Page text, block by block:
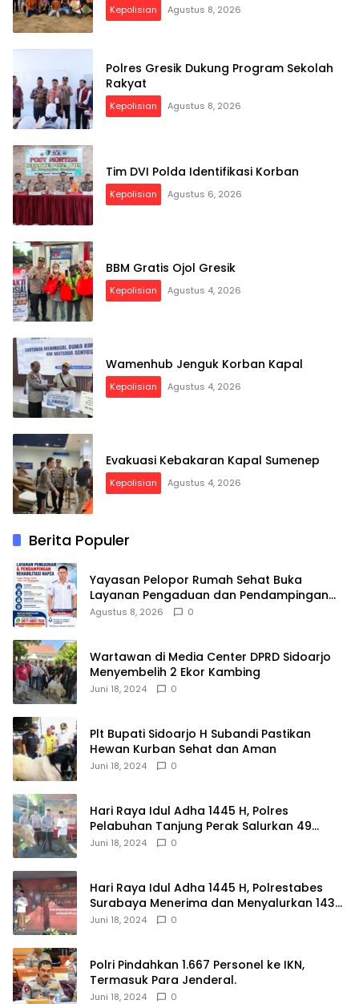
Kepolisian Agustus 8, 2026
Polres Gresik Dukung Program Sekolah
Rakyat
Kepolisian Agustus 8, 2026
Tim DVI Polda Identifikasi Korban
Kepolisian Agustus 6, 2026
BBM Gratis Ojol Gresik
Kepolisian Agustus 4, 2026
Wamenhub Jenguk Korban Kapal
Kepolisian Agustus 4, 2026
Evakuasi Kebakaran Kapal Sumenep
Kepolisian Agustus 4, 2026
Berita Populer
Yayasan Pelopor Rumah Sehat Buka
Layanan Pengaduan dan Pendampingan
Rehabilitasi NAPZA 24 Jam
Agustus 8, 2026 0
Wartawan di Media Center DPRD Sidoarjo
Menyembelih 2 Ekor Kambing
Juni 18, 2024 0
Plt Bupati Sidoarjo H Subandi Pastikan
Hewan Kurban Sehat dan Aman
Juni 18, 2024 0
Hari Raya Idul Adha 1445 H, Polres
Pelabuhan Tanjung Perak Salurkan 49
Hewan Korban.
Juni 18, 2024 0
Hari Raya Idul Adha 1445 H, Polrestabes
Surabaya Menerima dan Menyalurkan 143
Hewan Kurban
Juni 18, 2024 0
Polri Pindahkan 1.667 Personel ke IKN,
Termasuk Para Jenderal.
Juni 18, 2024 0